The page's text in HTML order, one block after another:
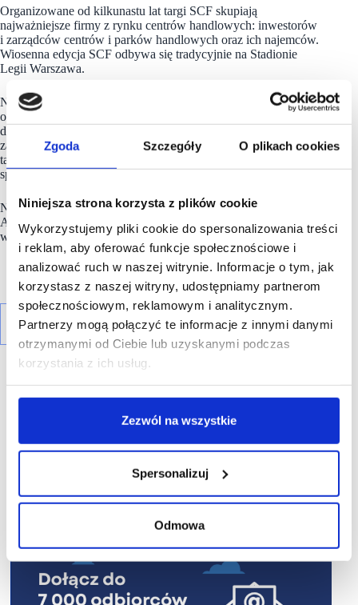
Zgoda Szczegóły O plikach cookies
Niniejsza strona korzysta z plików cookie
Wykorzystujemy pliki cookie do spersonalizowania treści
i reklam, aby oferować funkcje społecznościowe i
analizować ruch w naszej witrynie. Informacje o tym, jak
korzystasz z naszej witryny, udostępniamy partnerom
społecznościowym, reklamowym i analitycznym.
Partnerzy mogą połączyć te informacje z innymi danymi
otrzymanymi od Ciebie lub uzyskanymi podczas
korzystania z ich usług.
Zezwól na wszystkie
Spersonalizuj
Odmowa
Organizowane od kilkunastu lat targi SCF skupiają
najważniejsze firmy z rynku centrów handlowych: inwestorów
i zarządców centrów i parków handlowych oraz ich najemców.
Wiosenna edycja SCF odbywa się tradycyjnie na Stadionie
Legii Warszawa.
Nieodłącznym elementem Forum są zawsze: targi, konferencje
oraz business networking. Wszyscy uczestnicy mają dostęp
do systemu umawiania spotkań, który pozwala im dokładnie
zaplanować dwa targowe dni. Podczas poprzedniej edycji
targów dzięki systemowi umówiono ponad dwadzieścia tysięcy
spotkań biznesowych.
Na zakończenie pierwszego dnia targów odbędzie się
Afterparty, w klubie BANK, przy ulicy Mazowieckiej. Wezmą
w nim udział wszyscy uczestnicy VIP.
R E K L A M A